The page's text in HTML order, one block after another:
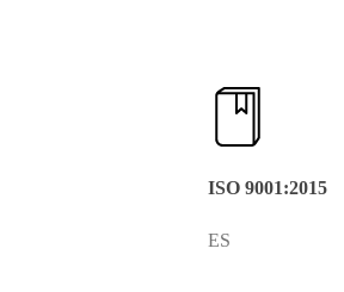
ISO 9001:2015
ES